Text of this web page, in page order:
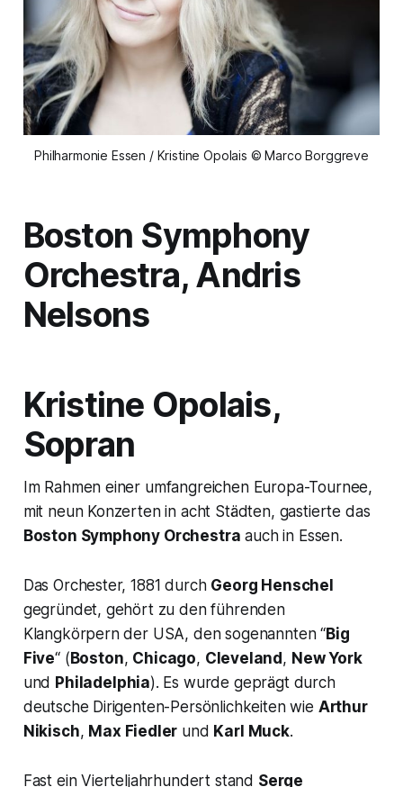
Philharmonie Essen / Kristine Opolais © Marco Borggreve
Boston Symphony
Orchestra, Andris
Nelsons
Kristine Opolais,
Sopran
Im Rahmen einer umfangreichen Europa-Tournee,
mit neun Konzerten in acht Städten, gastierte das
Boston Symphony Orchestra auch in Essen.
Das Orchester, 1881 durch Georg Henschel
gegründet, gehört zu den führenden
Klangkörpern der USA, den sogenannten“Big
Five“(Boston, Chicago, Cleveland, New York
und Philadelphia). Es wurde geprägt durch
deutsche Dirigenten-Persönlichkeiten wie Arthur
Nikisch, Max Fiedler und Karl Muck.
Fast ein Vierteljahrhundert stand Serge